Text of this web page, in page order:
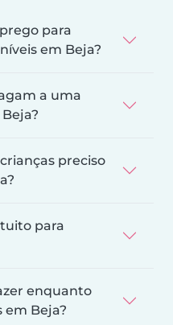
para
em Beja?
a uma
preciso
para
enquanto
em Beja?